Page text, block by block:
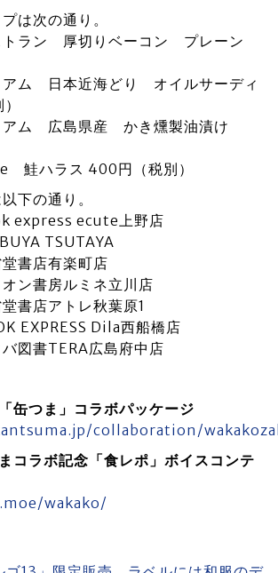
は次の通り。
トラン 厚切りベーコン プレーン
アム 日本近海どり オイルサーディ
アム 広島県産 かき燻製油漬け
鮭ハラス 400円（税別）
下の通り。
express ecute上野店
TSUTAYA
書店有楽町店
ン書房ルミネ立川店
書店アトレ秋葉原1
EXPRESS Dila西船橋店
図書TERA広島府中店
缶つま」コラボパッケージ
collaboration/
コラボ記念「食レポ」ボイスコンテ
wakako/